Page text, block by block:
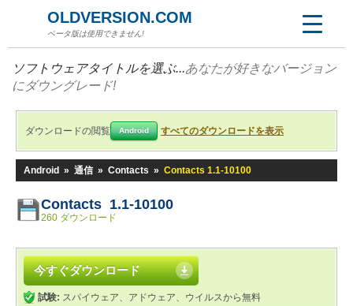
OLDVERSION.COM
ベータ版は使用できません!
ソフトウェアタイトルを選ぶ...あなたが好きなバージョン
にダウングレード!
ダウンロードの閲覧 Android すべてのダウンロードを表示
Android » 通信 » Contacts » Contacts 1.1-10100
Contacts 1.1-10100
260 ダウンロード
今すぐダウンロード
試験: スパイウェア、アドウェア、ウイルスから無料